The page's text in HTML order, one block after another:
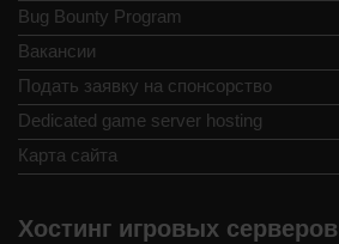
Bug Bounty Program
Вакансии
Подать заявку на спонсорство
Dedicated game server hosting
Карта сайта
Хостинг игровых серверов